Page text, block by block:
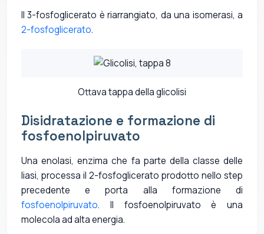
Il 3-fosfoglicerato è riarrangiato, da una isomerasi, a
2-fosfoglicerato.
Ottava tappa della glicolisi
Disidratazione e formazione di
fosfoenolpiruvato
Una enolasi, enzima che fa parte della classe delle
liasi, processa il 2-fosfoglicerato prodotto nello step
precedente e porta alla formazione di
fosfoenolpiruvato. Il fosfoenolpiruvato è una
molecola ad alta energia.